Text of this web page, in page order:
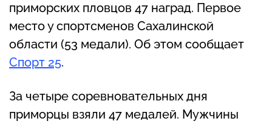
приморских пловцов 47 наград. Первое
место у спортсменов Сахалинской
области (53 медали). Об этом сообщает
Спорт 25.
За четыре соревновательных дня
приморцы взяли 47 медалей. Мужчины